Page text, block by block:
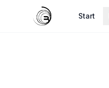
Start